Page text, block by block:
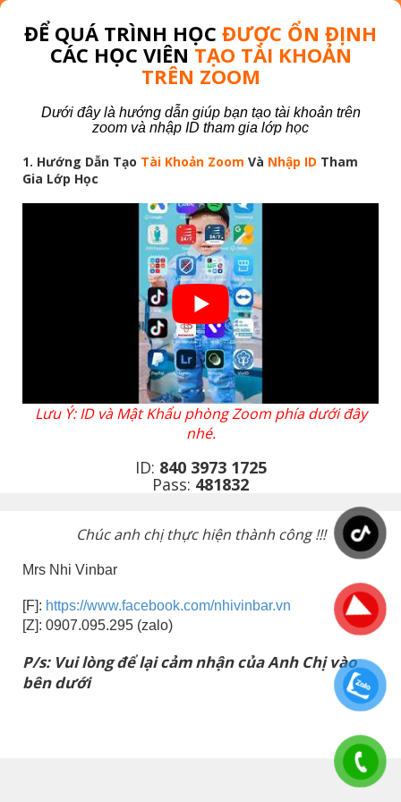
ĐỂ QUÁ TRÌNH HỌC ĐƯỢC ỔN ĐỊNH
CÁC HỌC VIÊN TẠO TÀI KHOẢN
TRÊN ZOOM
Dưới đây là hướng dẫn giúp bạn tạo tài khoản trên
zoom và nhập ID tham gia lớp học
1. Hướng Dẫn Tạo Tài Khoản Zoom Và Nhập ID Tham
Gia Lớp Học
Lưu Ý: ID và Mật Khẩu phòng Zoom phía dưới đây
nhé.
ID: 840 3973 1725
Pass: 481832
Chúc anh chị thực hiện thành công !!!
Mrs Nhi Vinbar
[F]: https://www.facebook.com/nhivinbar.vn
[Z]: 0907.095.295 (zalo)
P/s: Vui lòng để lại cảm nhận của Anh Chị vào
bên dưới